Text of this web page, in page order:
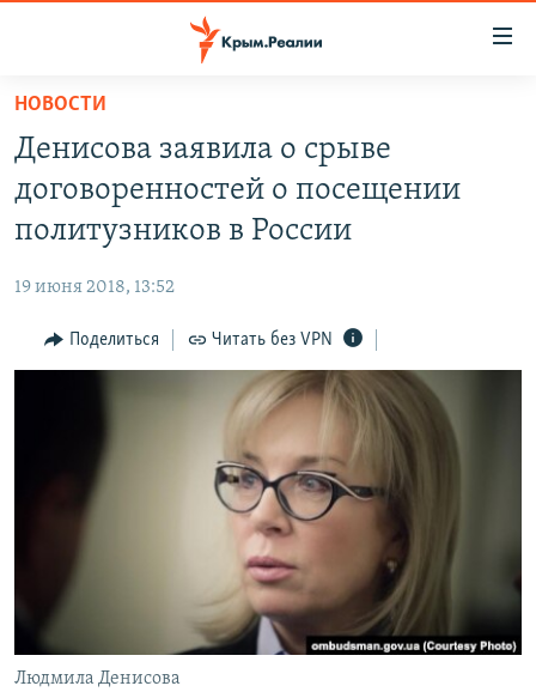
Вернуться
основному
содержанию
главной
Вернутся
СПЕЦПРОЕКТЫ
11 ЛЕТ ОККУПАЦИИ КРЫМА. 11 ИСТОРИЙ СОПРОТИВЛЕНИЯ
ЕЩЕ
ИНТЕРАКТИВ
СОВЕТЫ ПРАВОЗАЩИТНИКОВ
КРЫМ.НЕПОКОРЕННЫЙ
ELIFBE
УКРАИНСКАЯ ПРОБЛЕМА КРЫМА
РАДІО СВОБОДА
КАК ОБОЙТИ БЛОКИРОВКУ
Українською
Qırımtatar
НОВОСТИ
Денисова заявила о срыве
договоренностей о посещении
политузников в России
19 июня 2018, 13:52
Поделиться Читать без VPN
Людмила Денисова